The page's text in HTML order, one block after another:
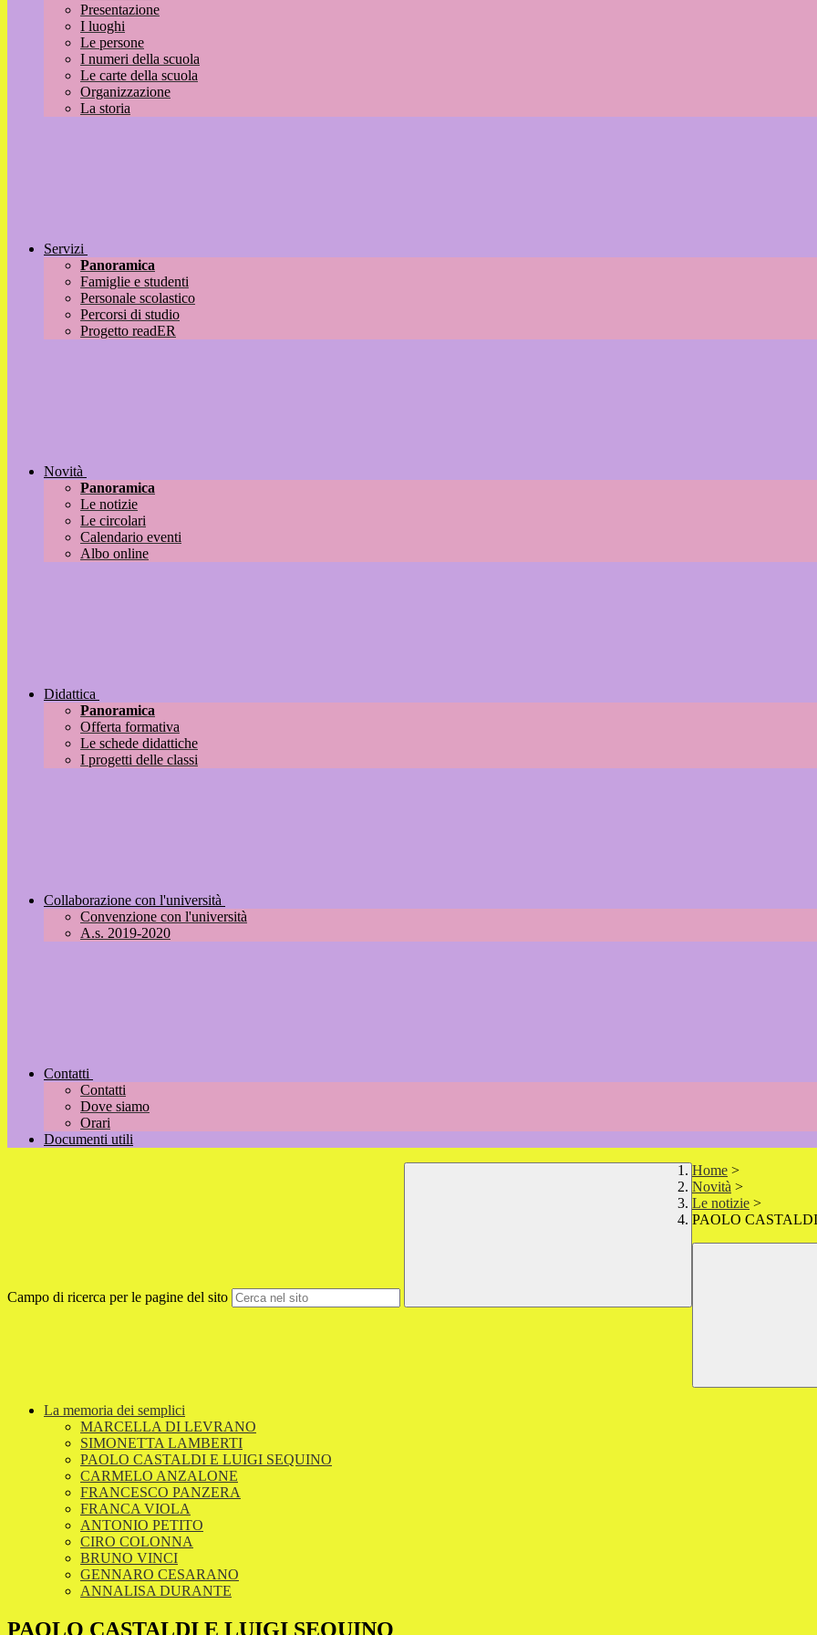
Presentazione
I luoghi
Le persone
I numeri della scuola
Le carte della scuola
Organizzazione
La storia
Servizi
Panoramica
Famiglie e studenti
Personale scolastico
Percorsi di studio
Progetto readER
Novità
Panoramica
Le notizie
Le circolari
Calendario eventi
Albo online
Didattica
Panoramica
Offerta formativa
Le schede didattiche
I progetti delle classi
Collaborazione con l'università
Convenzione con l'università
A.s. 2019-2020
Contatti
Contatti
Dove siamo
Orari
Documenti utili
Campo di ricerca per le pagine del sito
Home >
Novità >
Le notizie >
PAOLO
La memoria dei semplici
MARCELLA DI LEVRANO
SIMONETTA LAMBERTI
PAOLO CASTALDI E LUIGI SEQUINO
CARMELO ANZALONE
FRANCESCO PANZERA
FRANCA VIOLA
ANTONIO PETITO
CIRO COLONNA
BRUNO VINCI
GENNARO CESARANO
ANNALISA DURANTE
PAOLO CASTALDI E LUIGI SEQUINO